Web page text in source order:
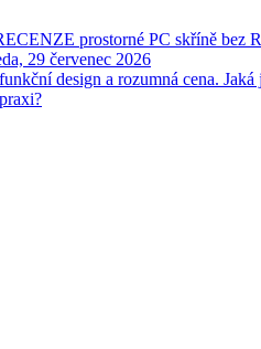
prostorné PC skříně bez
29 červenec 2026
design a rozumná cena. Jaká